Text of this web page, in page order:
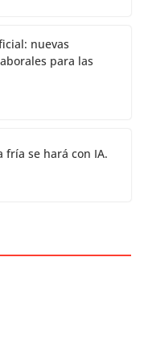
nuevas
para las
fría se hará con IA.